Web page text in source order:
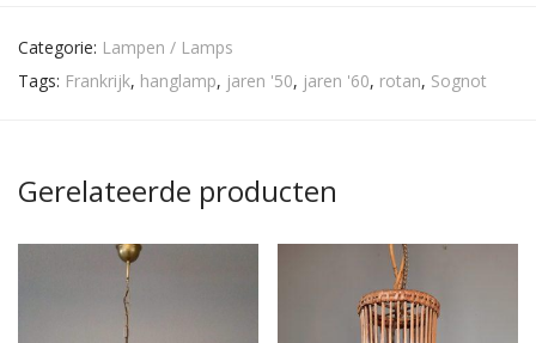
Categorie: Lampen / Lamps
Tags: Frankrijk, hanglamp, jaren '50, jaren '60, rotan, Sognot
Gerelateerde producten